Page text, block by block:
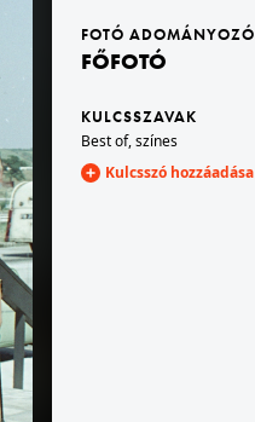
Vállalat büféje.
FOTÓ ADOMÁNYOZÓ
FŐFOTÓ
KULCSSZAVAK
Best of,színes
Kulcsszó hozzáadása